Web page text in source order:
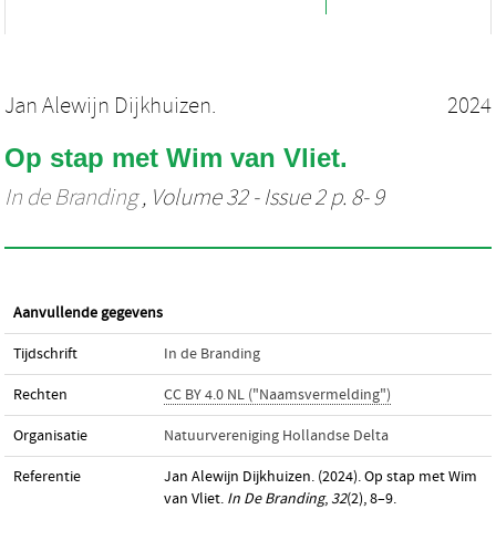
Jan Alewijn Dijkhuizen. 2024
Op stap met Wim van Vliet.
In de Branding, Volume 32 - Issue 2 p. 8- 9
Aanvullende gegevens
Tijdschrift In de Branding
Rechten CC BY 4.0 NL ("Naamsvermelding")
Organisatie Natuurvereniging Hollandse Delta
Referentie
Jan Alewijn Dijkhuizen. (2024). Op stap met Wim
van Vliet. In De Branding, 32(2), 8–9.